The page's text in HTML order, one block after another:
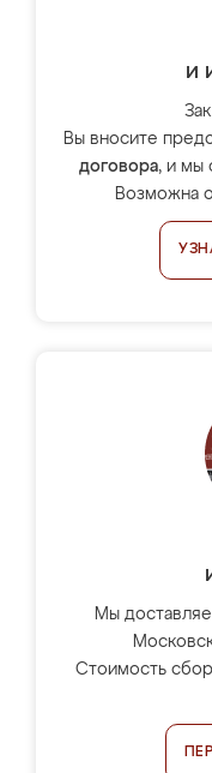
и
Вы вносите
договора, и мы
Возможна
Мы
Стоимость